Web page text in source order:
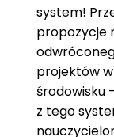
system!
propozycje
projektów
środowisku
z tego